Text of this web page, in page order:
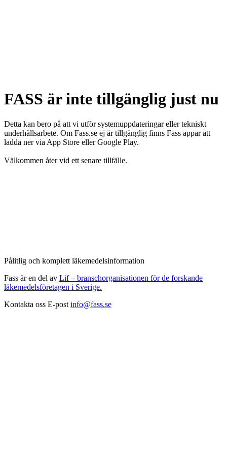
FASS är inte tillgänglig just nu
Detta kan bero på att vi utför systemuppdateringar eller tekniskt
underhållsarbete. Om Fass.se ej är tillgänglig finns Fass appar att
ladda ner via App Store eller Google Play.
Välkommen åter vid ett senare tillfälle.
Pålitlig och komplett läkemedelsinformation
Fass är en del av Lif – branschorganisationen för de forskande
läkemedelsföretagen i Sverige.
Kontakta oss E-post info@fass.se